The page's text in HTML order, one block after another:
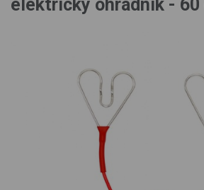
elektrický ohradník - 60